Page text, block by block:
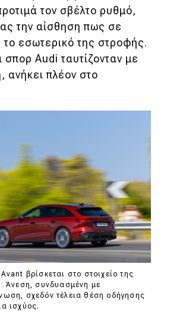
τον σβέλτο ρυθμό,
την αίσθηση πως σε
εσωτερικό της στροφής.
Audi ταυτίζονταν με
ανήκει πλέον στο
βρίσκεται στο στοιχείο της
Άνεση, συνδυασμένη με
σχεδόν τέλεια θέση οδήγησης
ισχύος.